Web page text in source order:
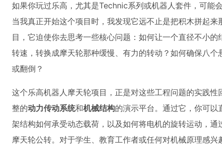
如果你玩过乐高，尤其是Technic系列或机器人套件，可能
当我真正开始这个项目时，我发现它远不止是把积木拼起
目，它迫使你去思考一些核心问题：如何让一个直径不小
转速，转换成摩天轮那种缓慢、有力的转动？如何确保八
或翻倒？
这个乐高机器人摩天轮项目，正是对这些工程问题的实践
整的动力传动系统和机械结构的演示平台。通过它，你可
架结构如何承受动态载荷，以及如何将电机的旋转运动，通
摩天轮公转。对于学生、教育工作者或任何对机械原理感